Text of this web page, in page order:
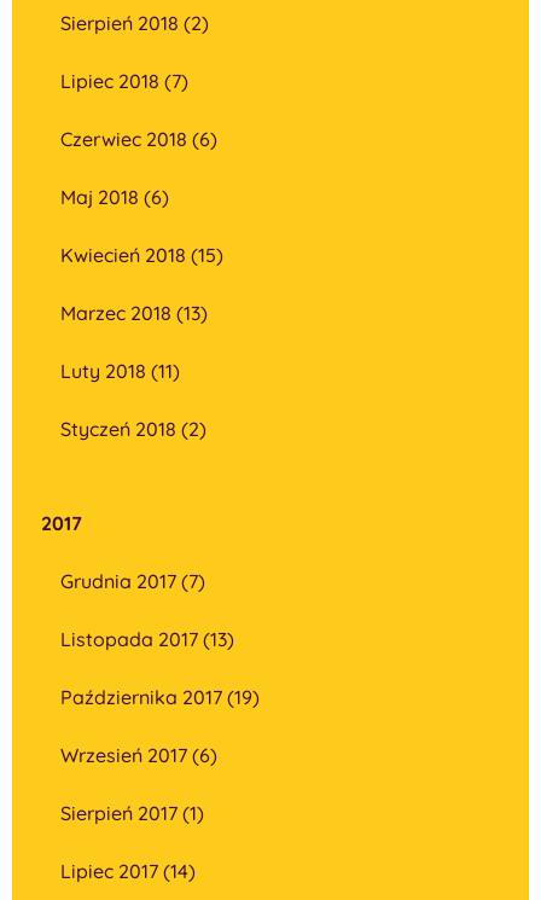
Sierpień 2018 (2)
Lipiec 2018 (7)
Czerwiec 2018 (6)
Maj 2018 (6)
Kwiecień 2018 (15)
Marzec 2018 (13)
Luty 2018 (11)
Styczeń 2018 (2)
2017
Grudnia 2017 (7)
Listopada 2017 (13)
Października 2017 (19)
Wrzesień 2017 (6)
Sierpień 2017 (1)
Lipiec 2017 (14)